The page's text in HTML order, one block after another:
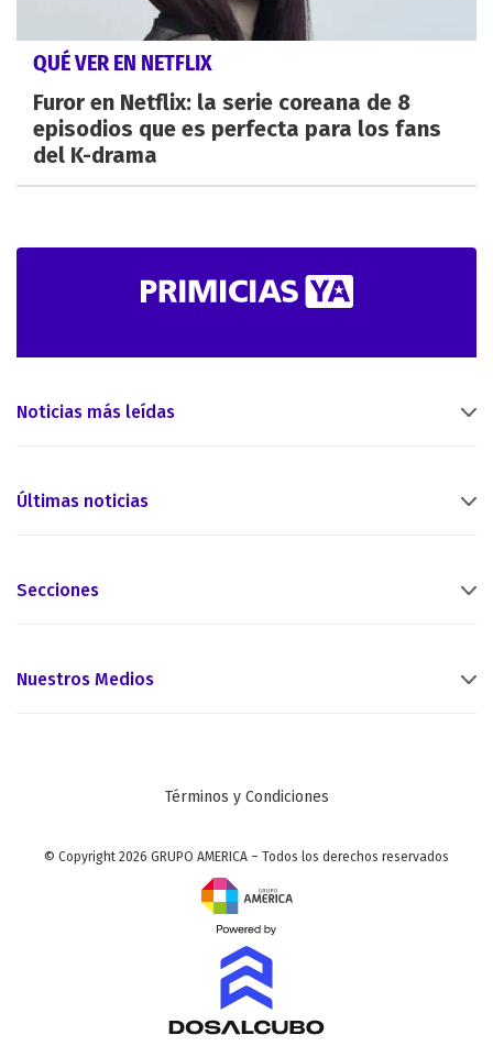
QUÉ VER EN NETFLIX
Furor en Netflix: la serie coreana de 8
episodios que es perfecta para los fans
del K-drama
Noticias más leídas
Últimas noticias
Secciones
Nuestros Medios
Términos y Condiciones
© Copyright 2026 GRUPO AMERICA – Todos los derechos reservados